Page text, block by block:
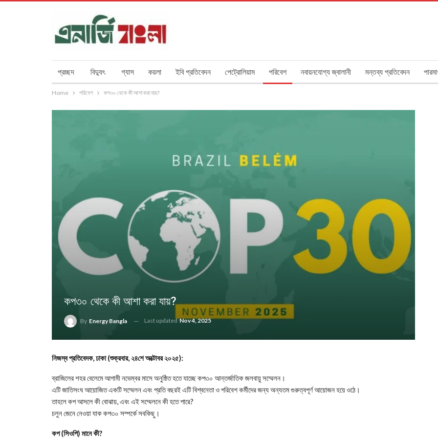
প্রচ্ছদ বিদ্যুৎ গ্যাস কয়লা ইবি প্রতিবেদন পেট্রোলিয়াম পরিবেশ নবায়নযোগ্য জ্বালানী মন্তব্য প্রতিবেদন
Home পরিবেশ কপ৩০ থেকে কী আশা করা যায়?
কপ৩০ থেকে কী আশা করা যায়?
By Energy Bangla Last updatedNov 4, 2025
নিজস্ব প্রতিবেদক, ঢাকা (শুক্রবার, ২৪শে অক্টোবর ২০২৫):
ব্রাজিলের শহর বেলেমে আগামী নভেম্বর মাসে অনুষ্ঠিত হতে যাচ্ছে কপ৩০ আন্তর্জাতিক জলবায়ু সম্মেলন।
এটি জাতিসংঘ আয়োজিত একটি সম্মেলন এবং প্রতি বছরই এটি বিশ্বনেতা ও পরিবেশ কর্মীদের জন্য অন্যতম গুরুত্বপূর্ণ আয়োজন হয়ে ওঠে।
তাহলে কপ আসলে কী বোঝায়, এবং এই সম্মেলনে কী হতে পারে?
চলুন জেনে নেওয়া যাক কপ৩০ সম্পর্কে সবকিছু।
কপ (সিওপি) মানে কী?